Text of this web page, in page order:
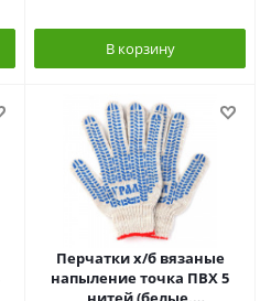
В корзину
Перчатки х/б вязаные
напыление точка ПВХ 5